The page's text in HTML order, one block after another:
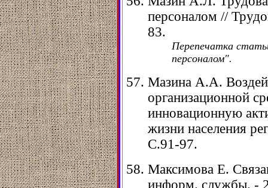
персоналом //
83.
Перепечатка
персоналом".
Мазина А.А.
организационной
инновационную
жизни населения
С.91-97.
Максимова Е.
информ. службы. -